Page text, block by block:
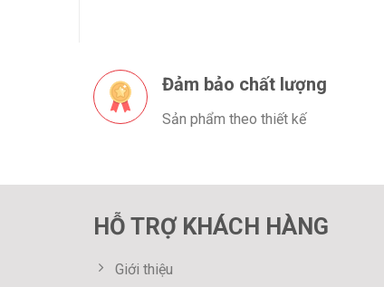
Đảm bảo chất lượng
Sản phẩm theo thiết kế
HỖ TRỢ KHÁCH HÀNG
Giới thiệu